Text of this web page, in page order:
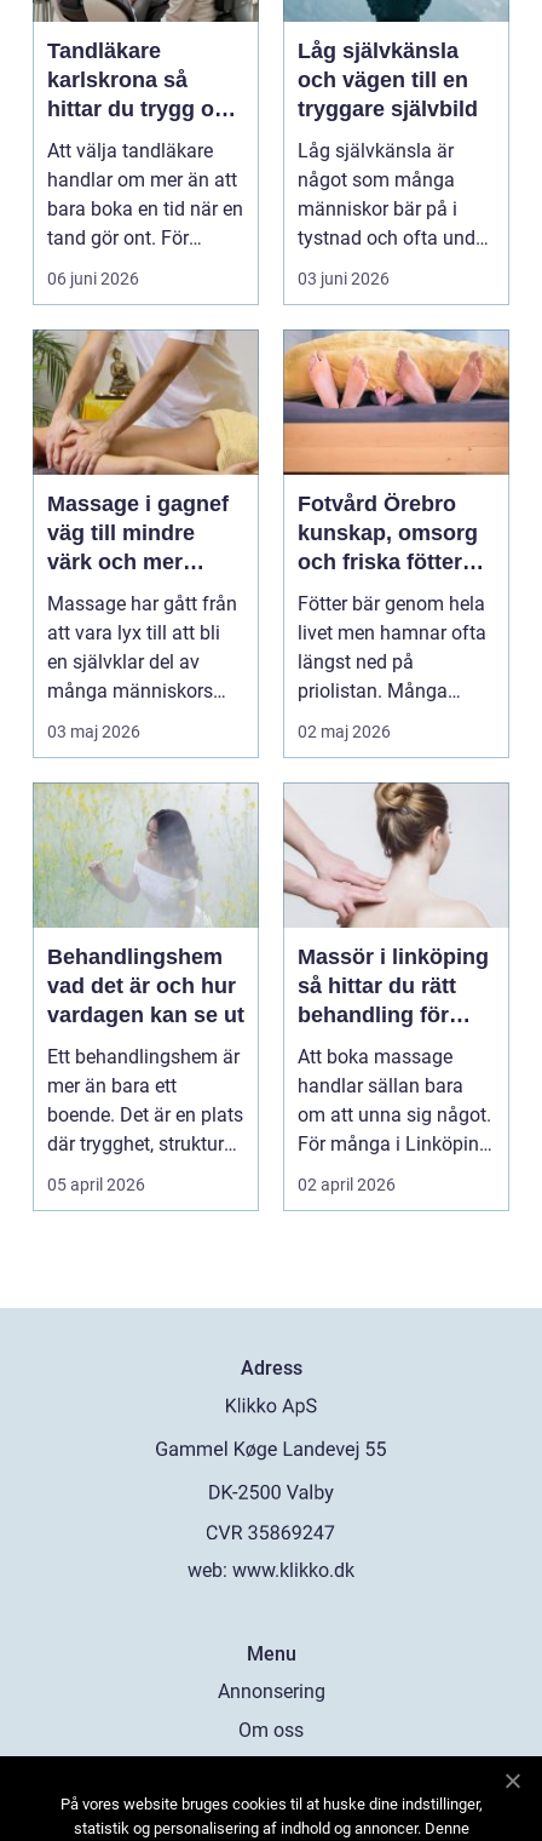
Tandläkare
karlskrona så
hittar du trygg och
långsiktig
tandvård
Att välja tandläkare
handlar om mer än att
bara boka en tid när en
tand gör ont. För
många är tandvå...
06 juni 2026
Låg självkänsla
och vägen till en
tryggare självbild
Låg självkänsla är
något som många
människor bär på i
tystnad och ofta under
lång tid. Många
uppleve...
03 juni 2026
Massage i gagnef
väg till mindre
värk och mer
vardagsenergi
Massage har gått från
att vara lyx till att bli
en självklar del av
många människors
hälsa och varda...
03 maj 2026
Fotvård Örebro
kunskap, omsorg
och friska fötter
året runt
Fötter bär genom hela
livet men hamnar ofta
längst ned på
priolistan. Många
väntar tills problemen
02 maj 2026
Behandlingshem
vad det är och hur
vardagen kan se ut
Ett behandlingshem är
mer än bara ett
boende. Det är en plats
där trygghet, struktur
och professione...
05 april 2026
Massör i linköping
så hittar du rätt
behandling för
kropp och hälsa
Att boka massage
handlar sällan bara
om att unna sig något.
För många i Linköping
har regelbunden ma...
02 april 2026
Adress
web: www.klikko.dk
Menu
Annonsering
Om oss
Kontakta oss
På vores website bruges cookies til at huske dine indstillinger,
statistik og personalisering af indhold og annoncer. Denne